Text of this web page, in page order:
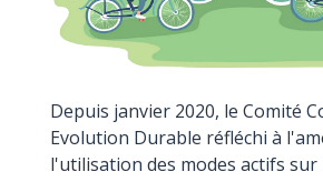
Depuis janvier 2020, le Comité
Evolution Durable réfléchi à
l'utilisation des modes actifs sur